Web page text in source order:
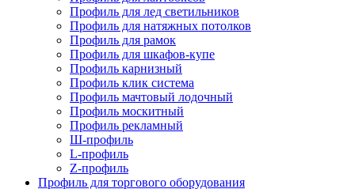
Профиль для лед светильников
Профиль для натяжных потолков
Профиль для рамок
Профиль для шкафов-купе
Профиль карнизный
Профиль клик система
Профиль мачтовый лодочный
Профиль москитный
Профиль рекламный
Ш-профиль
L-профиль
Z-профиль
Профиль для торгового оборудования